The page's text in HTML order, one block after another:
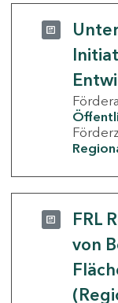
FRL
von